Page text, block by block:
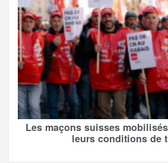
Les maçons suisses
leurs conditions de